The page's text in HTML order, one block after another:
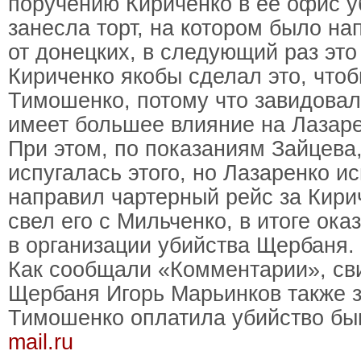
занесла торт, на котором было
от донецких, в следующий раз
Кириченко якобы сделал это,
Тимошенко, потому что
имеет большее влияние на
При этом, по показаниям
испугалась этого, но Лазаренко
направил чартерный рейс за
свел его с Мильченко, в итоге
в организации убийства Щербаня.
Как сообщали «Комментарии»,
Щербаня Игорь Марьинков также
Тимошенко оплатила убийство
mail.ru